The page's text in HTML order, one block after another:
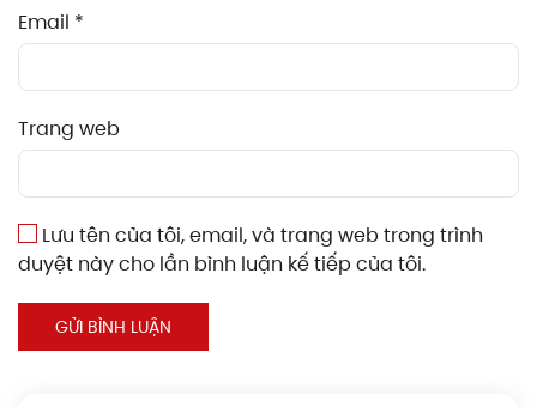
Email *
Trang web
Lưu tên của tôi, email, và trang web trong trình
duyệt này cho lần bình luận kế tiếp của tôi.
GỬI BÌNH LUẬN